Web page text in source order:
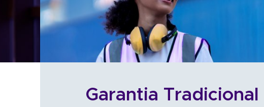
Garantia Tradicional